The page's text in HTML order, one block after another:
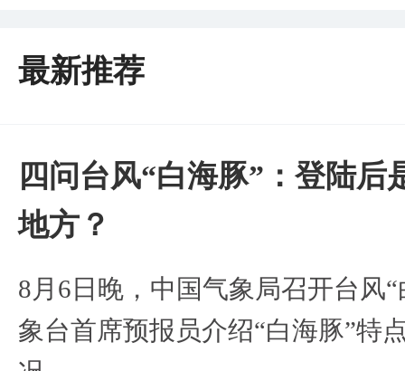
最新推荐
四问台风“白海豚”：登陆
地方？
8月6日晚，中国气象局召开台风
象台首席预报员介绍“白海豚”特